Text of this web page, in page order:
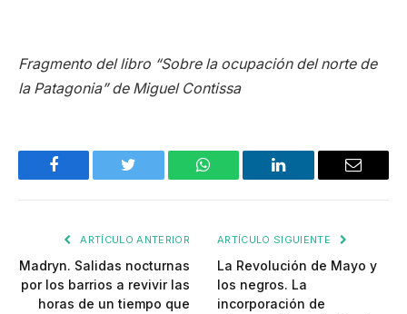
Fragmento del libro “Sobre la ocupación del norte de
la Patagonia” de Miguel Contissa
Facebook Twitter WhatsApp LinkedIn Email
ARTÍCULO ANTERIOR
Madryn. Salidas nocturnas
por los barrios a revivir las
horas de un tiempo que
ARTÍCULO SIGUIENTE
La Revolución de Mayo y
los negros. La
incorporación de